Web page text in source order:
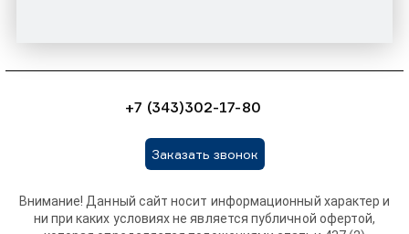
+7 (343)302-17-80
Заказать звонок
Внимание! Данный сайт носит информационный характер и
ни при каких условиях не является публичной офертой,